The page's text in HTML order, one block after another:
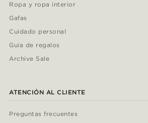
Ropa y ropa interior
Gafas
Cuidado personal
Guía de regalos
Archive Sale
ATENCIÓN AL CLIENTE
Preguntas frecuentes